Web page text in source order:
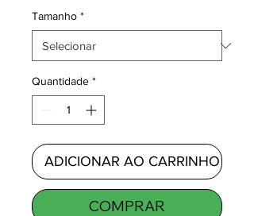
Tamanho *
Quantidade *
ADICIONAR AO CARRINHO
COMPRAR